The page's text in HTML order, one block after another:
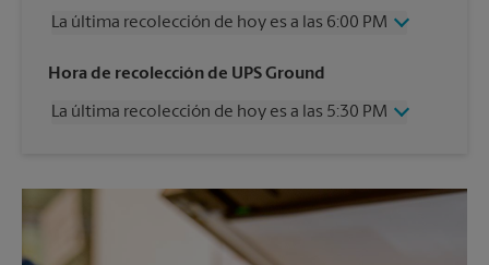
La última recolección de hoy es a las 6:00 PM
Miércoles
6:00 PM
Viernes
6:00 PM
Lunes
6:00 PM
6:00 PM
Hora de recolección de UPS Ground
La última recolección de hoy es a las 5:30 PM
Viernes
5:30 PM
Sin Recolección
Domingo
Sin Recolección